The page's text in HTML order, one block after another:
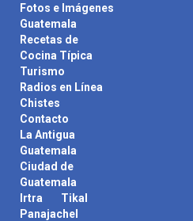
content
Fotos e Imágenes
Guatemala
Recetas de
Cocina Típica
Turismo
Radios en Línea
Chistes
Contacto
La Antigua
Guatemala
Ciudad de
Guatemala
Irtra
Tikal
Panajachel